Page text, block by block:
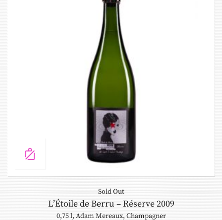
Sold Out
L’Étoile de Berru – Réserve 2009
0,75 l, Adam Mereaux, Champagner